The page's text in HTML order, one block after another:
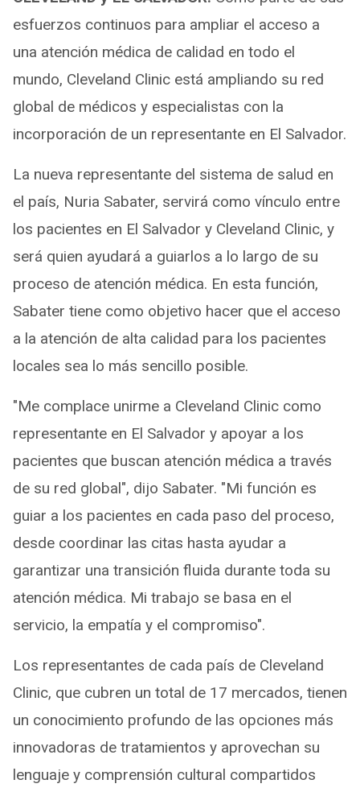
esfuerzos continuos para ampliar el acceso a
una atención médica de calidad en todo el
mundo, Cleveland Clinic está ampliando su red
global de médicos y especialistas con la
incorporación de un representante en El Salvador.
La nueva representante del sistema de salud en
el país, Nuria Sabater, servirá como vínculo entre
los pacientes en El Salvador y Cleveland Clinic, y
será quien ayudará a guiarlos a lo largo de su
proceso de atención médica. En esta función,
Sabater tiene como objetivo hacer que el acceso
a la atención de alta calidad para los pacientes
locales sea lo más sencillo posible.
"Me complace unirme a Cleveland Clinic como
representante en El Salvador y apoyar a los
pacientes que buscan atención médica a través
de su red global", dijo Sabater. "Mi función es
guiar a los pacientes en cada paso del proceso,
desde coordinar las citas hasta ayudar a
garantizar una transición fluida durante toda su
atención médica. Mi trabajo se basa en el
servicio, la empatía y el compromiso".
Los representantes de cada país de Cleveland
Clinic, que cubren un total de 17 mercados, tienen
un conocimiento profundo de las opciones más
innovadoras de tratamientos y aprovechan su
lenguaje y comprensión cultural compartidos